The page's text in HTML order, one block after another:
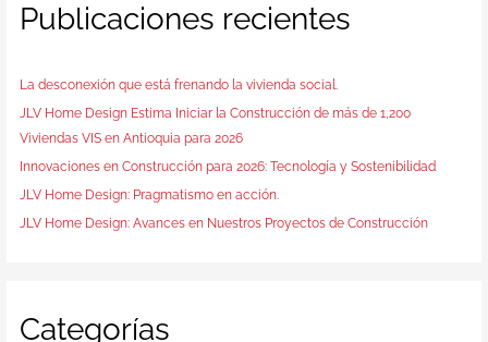
Publicaciones recientes
La desconexión que está frenando la vivienda social.
JLV Home Design Estima Iniciar la Construcción de más de 1,200
Viviendas VIS en Antioquia para 2026
Innovaciones en Construcción para 2026: Tecnología y Sostenibilidad
JLV Home Design: Pragmatismo en acción.
JLV Home Design: Avances en Nuestros Proyectos de Construcción
Categorías